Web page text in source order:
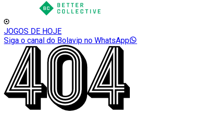
JOGOS DE HOJE
Siga o canal do Bolavip no WhatsApp